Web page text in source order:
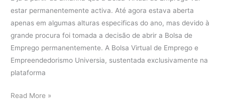
estar permanentemente activa. Até agora estava aberta
apenas em algumas alturas especificas do ano, mas devido à
grande procura foi tomada a decisão de abrir a Bolsa de
Emprego permanentemente. A Bolsa Virtual de Emprego e
Empreendedorismo Universia, sustentada exclusivamente na
plataforma
Bolsa
Read More »